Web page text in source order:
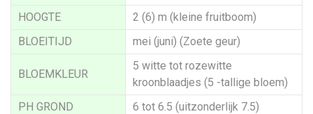
HOOGTE
2 (6) m (kleine fruitboom)
BLOEITIJD
mei (juni) (Zoete geur)
BLOEMKLEUR
5 witte tot rozewitte
kroonblaadjes (5 -tallige bloem)
PH GROND
6 tot 6.5 (uitzonderlijk 7.5)